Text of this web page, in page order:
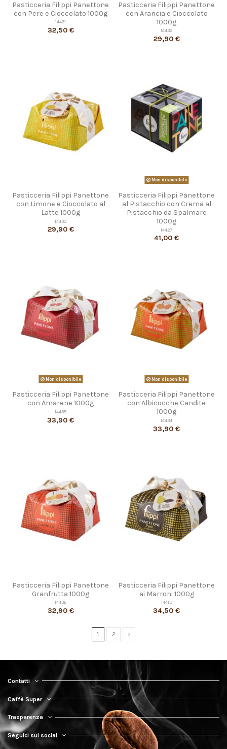
Pasticceria Filippi Panettone
con Pere e Cioccolato 1000g
14431
32,50 €
Pasticceria Filippi Panettone
con Arancia e Cioccolato
1000g
14432
29,90 €
Pasticceria Filippi Panettone
con Limone e Cioccolato al
Latte 1000g
14433
29,90 €
Non disponibile
Pasticceria Filippi Panettone
al Pistacchio con Crema al
Pistacchio da Spalmare
1000g
14427
41,00 €
Non disponibile
Pasticceria Filippi Panettone
con Amarene 1000g
14435
33,90 €
Non disponibile
Pasticceria Filippi Panettone
con Albicocche Candite
1000g
14434
33,90 €
Pasticceria Filippi Panettone
Granfrutta 1000g
14436
32,90 €
Pasticceria Filippi Panettone
ai Marroni 1000g
14419
34,50 €
1 2
Contatti
Caffè Super
Trasparenza
Seguici sui social